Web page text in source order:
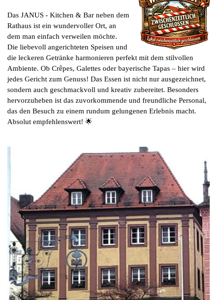
Das JANUS - Kitchen & Bar neben dem
Rathaus ist ein wundervoller Ort, an
dem man einfach verweilen möchte.
Die liebevoll angerichteten Speisen und
die leckeren Getränke harmonieren perfekt mit dem stilvollen
Ambiente. Ob Crêpes, Galettes oder bayerische Tapas – hier wird
jedes Gericht zum Genuss! Das Essen ist nicht nur ausgezeichnet,
sondern auch geschmackvoll und kreativ zubereitet. Besonders
hervorzuheben ist das zuvorkommende und freundliche Personal,
das den Besuch zu einem rundum gelungenen Erlebnis macht.
Absolut empfehlenswert! 🌟